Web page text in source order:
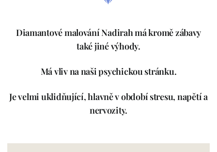
Diamantové malování Nadirah má kromě zábavy
také jiné výhody.
Má vliv na naši psychickou stránku.
Je velmi uklidňující, hlavně v období stresu, napětí a
nervozity.